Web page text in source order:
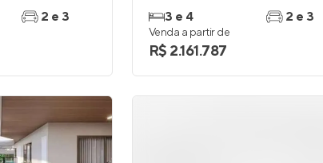
2 e 3
3 e 4
2 e 3
Venda a partir de
R$ 2.161.787